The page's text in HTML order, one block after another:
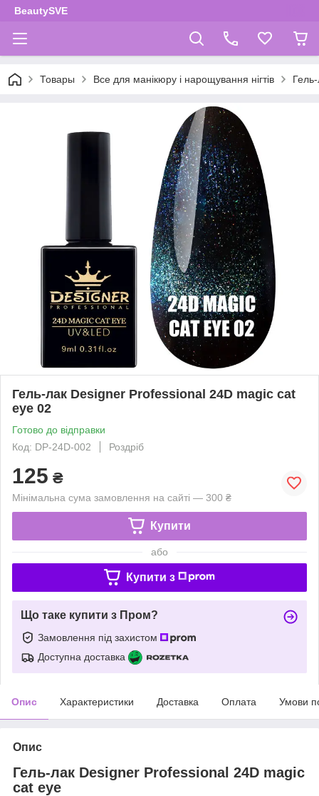
BeautySVE
Товары Все для манікюру і нарощування нігтів
Гель-лак Designer Professional 24D magic cat
eye 02
Готово до відправки
Код: DP-24D-002
Роздріб
125 ₴
Мінімальна сума замовлення на сайті — 300 ₴
Купити
або
Купити з
Що таке купити з Пром?
Замовлення під захистом
Доступна доставка
Опис Характеристики Доставка Оплата Умови
Опис
Гель-лак Designer Professional 24D magic
cat eye